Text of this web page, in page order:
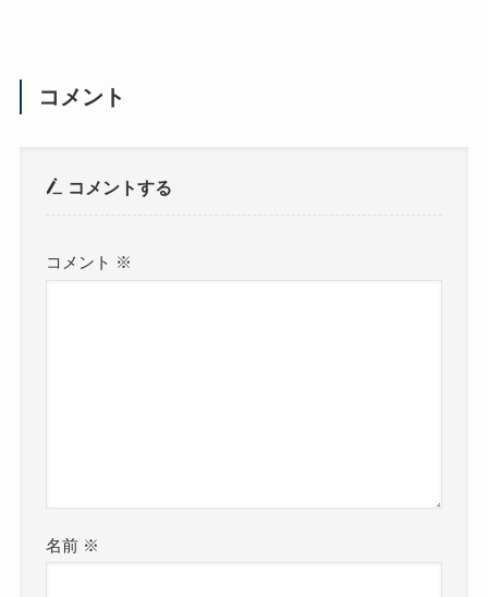
コメント
コメントする
コメント ※
名前 ※